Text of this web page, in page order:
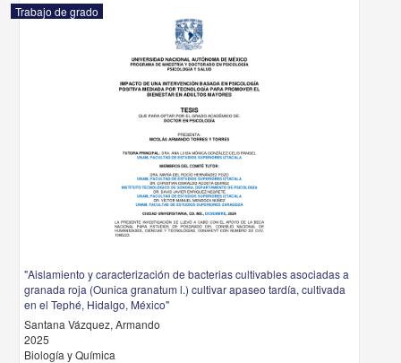
Trabajo de grado
"Aislamiento y caracterización de bacterias cultivables asociadas a
granada roja (Ounica granatum l.) cultivar apaseo tardía, cultivada
en el Tephé, Hidalgo, México"
Santana Vázquez, Armando
2025
Biología y Química